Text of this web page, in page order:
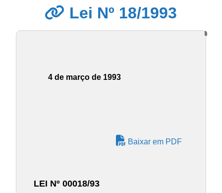
Lei Nº 18/1993
4 de março de 1993
Baixar em PDF
LEI Nº 00018/93